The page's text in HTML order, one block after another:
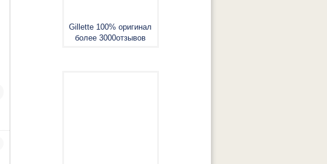
Gillette 100% оригинал
более 3000отзывов